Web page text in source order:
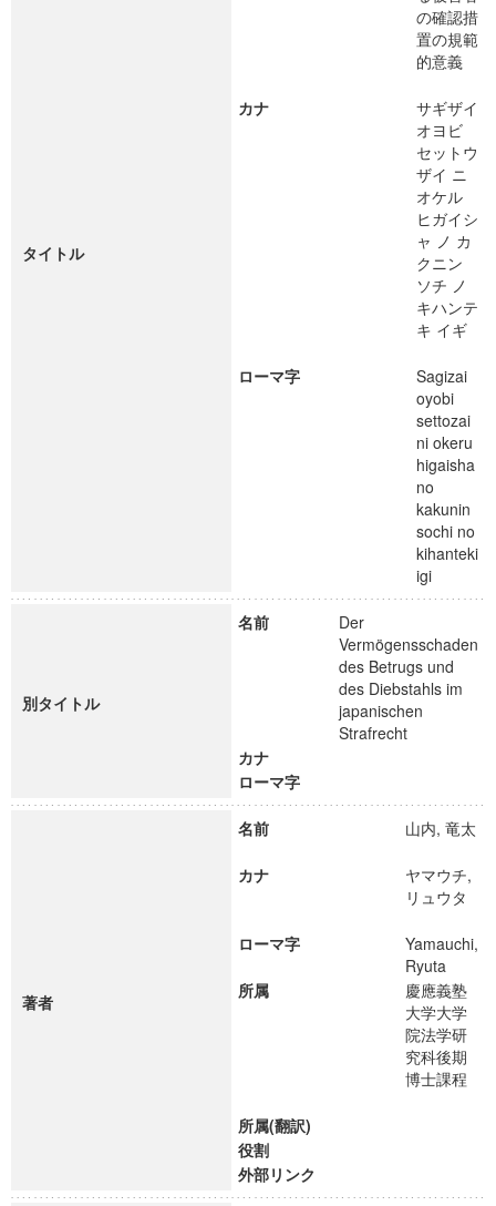
タイトル
の確認措
置の規範
的意義
カナ
サギザイ
オヨビ
セットウ
ザイ ニ
オケル
ヒガイシ
ャ ノ カ
クニン
ソチ ノ
キハンテ
キ イギ
ローマ字
Sagizai
oyobi
settozai
ni okeru
higaisha
no
kakunin
sochi no
kihanteki
igi
別タイトル
名前
Der
Vermögensschaden
des Betrugs und
des Diebstahls im
japanischen
Strafrecht
カナ
ローマ字
著者
名前 山内, 竜太
カナ
ヤマウチ,
リュウタ
ローマ字
Yamauchi,
Ryuta
所属
慶應義塾
大学大学
院法学研
究科後期
博士課程
所属(翻訳)
役割
外部リンク